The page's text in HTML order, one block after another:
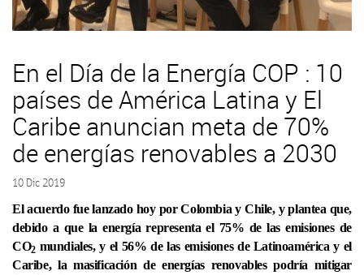
En el Día de la Energía COP : 10
países de América Latina y El
Caribe anuncian meta de 70%
de energías renovables a 2030
10 Dic 2019
El acuerdo fue lanzado hoy por Colombia y Chile, y plantea que,
debido a que la energía representa el 75% de las emisiones de
CO2mundiales, y el 56% de las emisiones de Latinoamérica y el
Caribe, la masificación de energías renovables podría mitigar